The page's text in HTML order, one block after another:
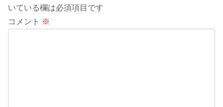
いている欄は必須項目です
コメント ※